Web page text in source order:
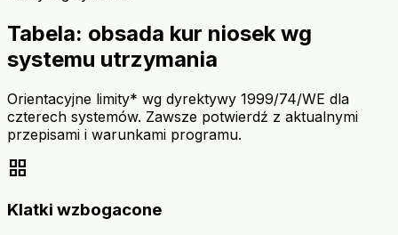
Tabela: obsada kur niosek wg
systemu utrzymania
Orientacyjne limity* wg dyrektywy 1999/74/WE dla
czterech systemów. Zawsze potwierdź z aktualnymi
przepisami i warunkami programu.
grid_view
Klatki wzbogacone